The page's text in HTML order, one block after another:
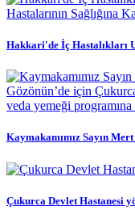
Hakkari'de İç Hastalıkları
Kaymakamımız Sayın
Çukurca Devlet Hastanesi